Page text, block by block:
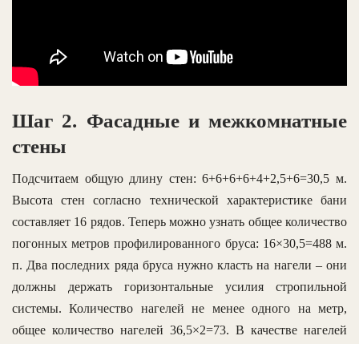
Шаг 2. Фасадные и межкомнатные
стены
Подсчитаем общую длину стен: 6+6+6+6+4+2,5+6=30,5 м.
Высота стен согласно технической характеристике бани
составляет 16 рядов. Теперь можно узнать общее количество
погонных метров профилированного бруса: 16×30,5=488 м.
п. Два последних ряда бруса нужно класть на нагели – они
должны держать горизонтальные усилия стропильной
системы. Количество нагелей не менее одного на метр,
общее количество нагелей 36,5×2=73. В качестве нагелей